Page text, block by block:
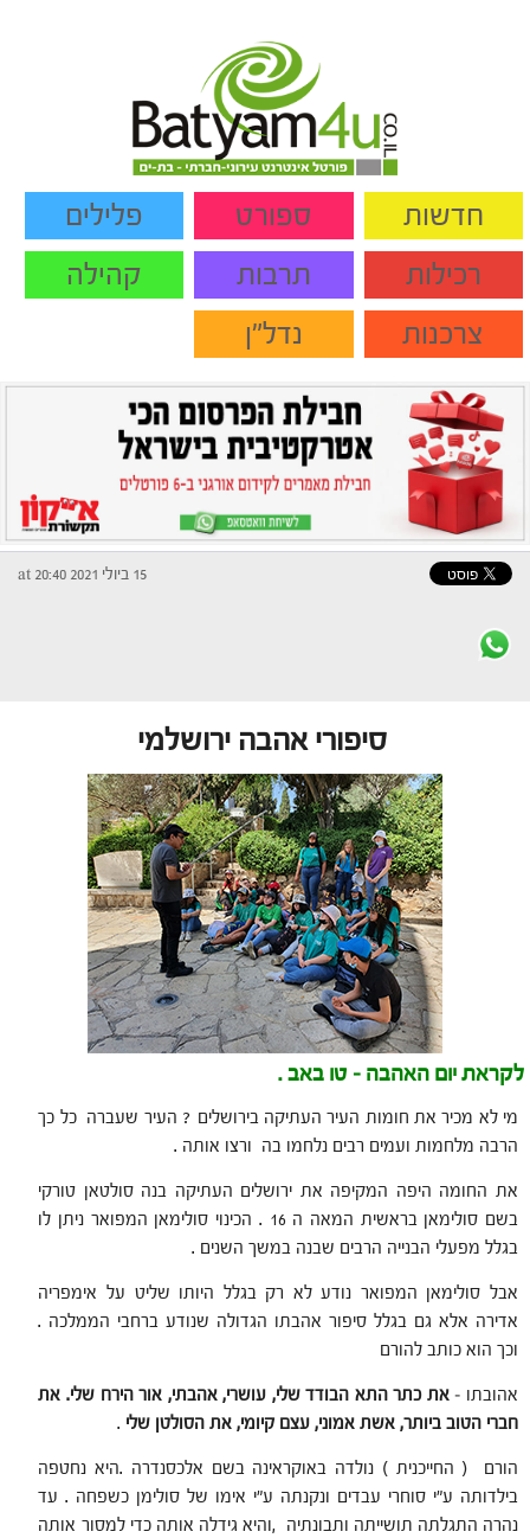
חדשות ספורט
פלילים
רכילות
תרבות
קהילה
צרכנות
נדל"ן
15 ביולי 2021 at 20:40
סיפורי אהבה ירושלמי
לקראת יום האהבה – טו באב .
מי לא מכיר את חומות העיר העתיקה בירושלים ? העיר שעברה כל כך
הרבה מלחמות ועמים רבים נלחמו בה ורצו אותה .
את החומה היפה המקיפה את ירושלים העתיקה בנה סולטאן טורקי
בשם סולימאן בראשית המאה ה 16 . הכינוי סולימאן המפואר ניתן לו
בגלל מפעלי הבנייה הרבים שבנה במשך השנים .
אבל סולימאן המפואר נודע לא רק בגלל היותו שליט על אימפריה
אדירה אלא גם בגלל סיפור אהבתו הגדולה שנודע ברחבי הממלכה .
וכך הוא כותב להורם
אהובתו –את כתר התא הבודד שלי, עושרי, אהבתי, אור הירח שלי. את
חברי הטוב ביותר, אשת אמוני, עצם קיומי, את הסולטן שלי .
הורם ( החייכנית ) נולדה באוקראינה בשם אלכסנדרה .היא נחטפה
בילדותה ע"י סוחרי עבדים ונקנתה ע"י אימו של סולימן כשפחה . עד
נהרה התגלתה תושייתה ותבונתיה ,והיא גידלה אותה כדי למסור אותה